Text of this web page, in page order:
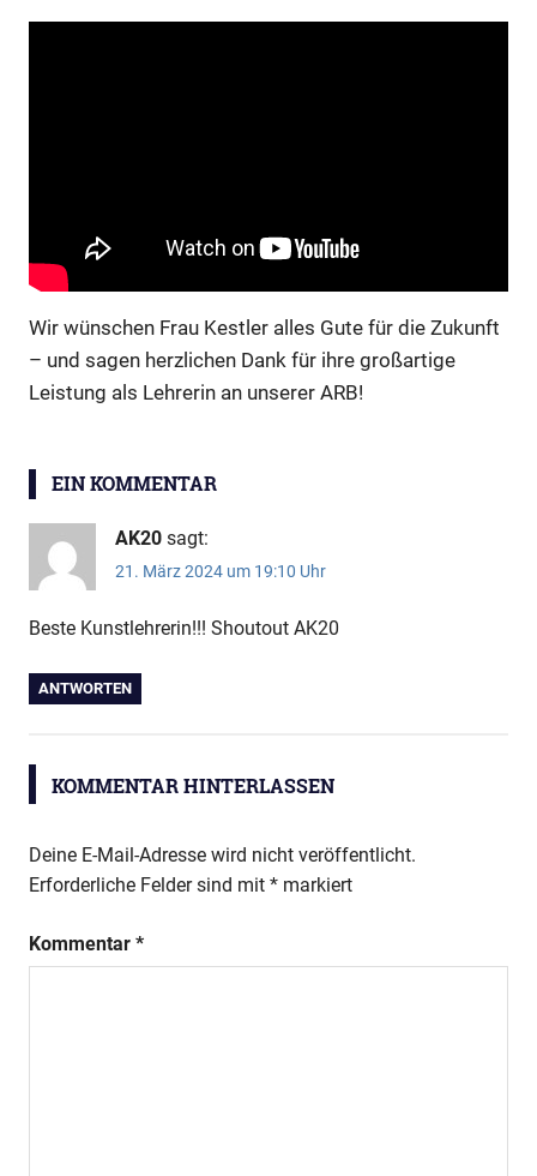
Wir wünschen Frau Kestler alles Gute für die Zukunft
– und sagen herzlichen Dank für ihre großartige
Leistung als Lehrerin an unserer ARB!
Frau
EIN KOMMENTAR
AK20 sagt:
21. März 2024 um 19:10 Uhr
Beste Kunstlehrerin!!! Shoutout AK20
ANTWORTEN
KOMMENTAR HINTERLASSEN
Deine E-Mail-Adresse wird nicht veröffentlicht.
Erforderliche Felder sind mit * markiert
Kommentar *